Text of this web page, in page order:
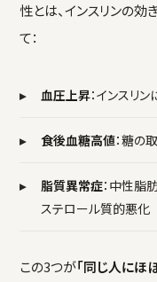
性とは、インスリンの効
て：
▸ 血圧上昇：インスリ
▸ 食後血糖高値：糖の
▸ 脂質異常症：中性脂
ステロール質的悪化
この3つが「同じ人にほ